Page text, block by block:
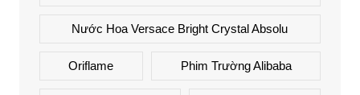
Nước Hoa Versace Bright Crystal Absolu
Oriflame Phim Trường Alibaba